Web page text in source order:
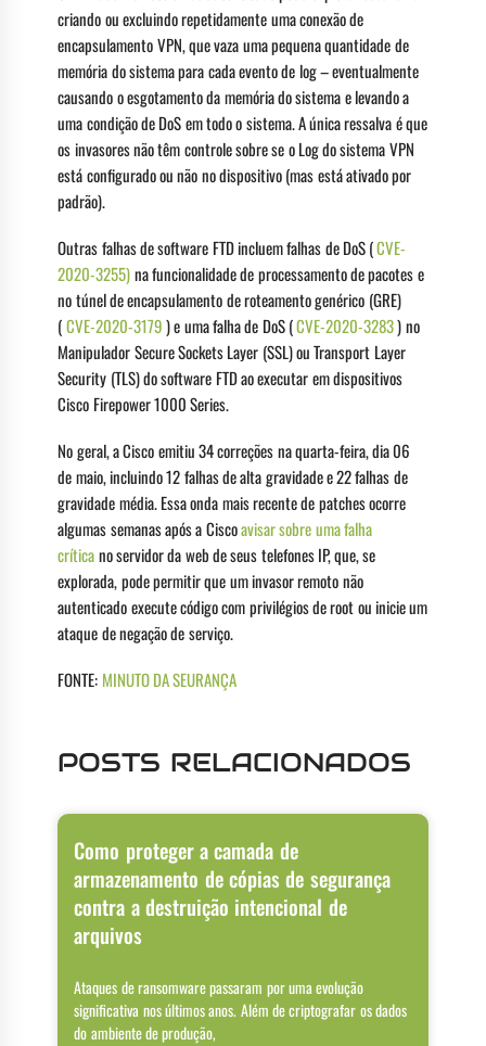
criando ou excluindo repetidamente uma conexão de
encapsulamento VPN, que vaza uma pequena quantidade de
memória do sistema para cada evento de log – eventualmente
causando o esgotamento da memória do sistema e levando a
uma condição de DoS em todo o sistema. A única ressalva é que
os invasores não têm controle sobre se o Log do sistema VPN
está configurado ou não no dispositivo (mas está ativado por
padrão).
Outras falhas de software FTD incluem falhas de DoS (CVE-
2020-3255)na funcionalidade de processamento de pacotes e
no túnel de encapsulamento de roteamento genérico (GRE)
(CVE-2020-3179) e uma falha de DoS (CVE-2020-3283) no
Manipulador Secure Sockets Layer (SSL) ou Transport Layer
Security (TLS) do software FTD ao executar em dispositivos
Cisco Firepower 1000 Series.
No geral, a Cisco emitiu 34 correções na quarta-feira, dia 06
de maio, incluindo 12 falhas de alta gravidade e 22 falhas de
gravidade média. Essa onda mais recente de patches ocorre
algumas semanas após a Ciscoavisar sobre uma falha
críticano servidor da web de seus telefones IP, que, se
explorada, pode permitir que um invasor remoto não
autenticado execute código com privilégios de root ou inicie um
ataque de negação de serviço.
FONTE: MINUTO DA SEURANÇA
POSTS RELACIONADOS
Como proteger a camada de
armazenamento de cópias de segurança
contra a destruição intencional de
arquivos
Ataques de ransomware passaram por uma evolução
significativa nos últimos anos. Além de criptografar os dados
do ambiente de produção,